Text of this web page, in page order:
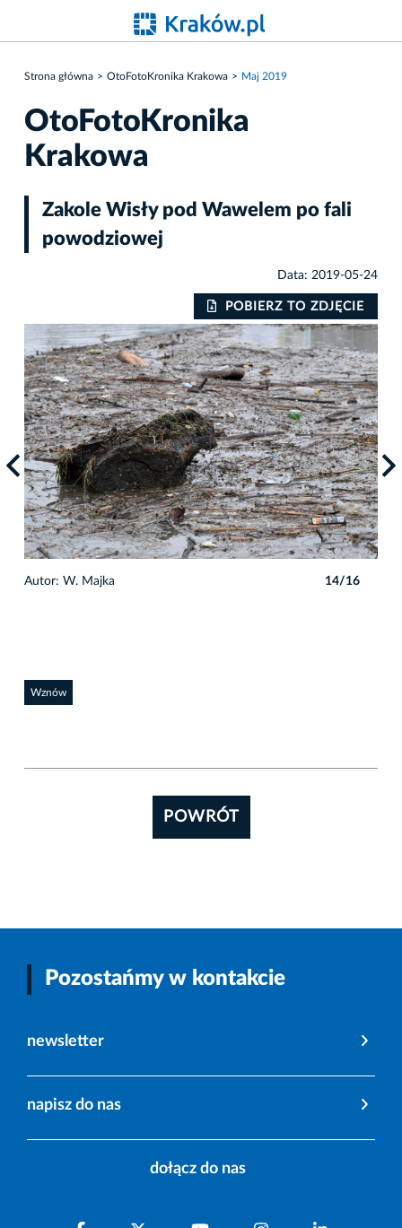
Strona główna OtoFotoKronika Krakowa Maj 2019
OtoFotoKronika
Krakowa
Zakole Wisły pod Wawelem po fali
powodziowej
Data: 2019-05-24
POBIERZ TO ZDJĘCIE
Autor: W. Majka 14/16
Wznów
POWRÓT
Pozostańmy w kontakcie
newsletter
napisz do nas
dołącz do nas